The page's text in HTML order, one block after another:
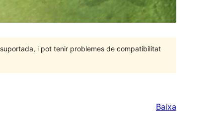
i pot tenir problemes de compatibilitat
Baixa